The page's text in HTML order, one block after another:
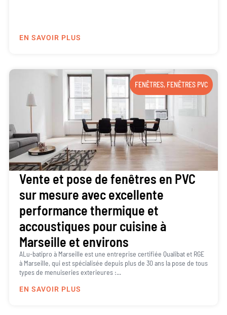
EN SAVOIR PLUS
FENÊTRES, FENÊTRES PVC
Vente et pose de fenêtres en PVC
sur mesure avec excellente
performance thermique et
accoustiques pour cuisine à
Marseille et environs
ALu-batipro à Marseille est une entreprise certifiée Qualibat et RGE
à Marseille, qui est spécialisée depuis plus de 30 ans la pose de tous
types de menuiseries exterieures :...
EN SAVOIR PLUS